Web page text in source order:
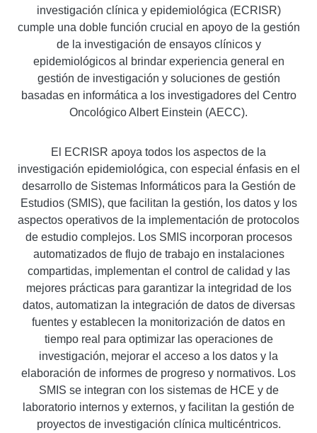
investigación clínica y epidemiológica (ECRISR)
cumple una doble función crucial en apoyo de la gestión
de la investigación de ensayos clínicos y
epidemiológicos al brindar experiencia general en
gestión de investigación y soluciones de gestión
basadas en informática a los investigadores del Centro
Oncológico Albert Einstein (AECC).
El ECRISR apoya todos los aspectos de la
investigación epidemiológica, con especial énfasis en el
desarrollo de Sistemas Informáticos para la Gestión de
Estudios (SMIS), que facilitan la gestión, los datos y los
aspectos operativos de la implementación de protocolos
de estudio complejos. Los SMIS incorporan procesos
automatizados de flujo de trabajo en instalaciones
compartidas, implementan el control de calidad y las
mejores prácticas para garantizar la integridad de los
datos, automatizan la integración de datos de diversas
fuentes y establecen la monitorización de datos en
tiempo real para optimizar las operaciones de
investigación, mejorar el acceso a los datos y la
elaboración de informes de progreso y normativos. Los
SMIS se integran con los sistemas de HCE y de
laboratorio internos y externos, y facilitan la gestión de
proyectos de investigación clínica multicéntricos.